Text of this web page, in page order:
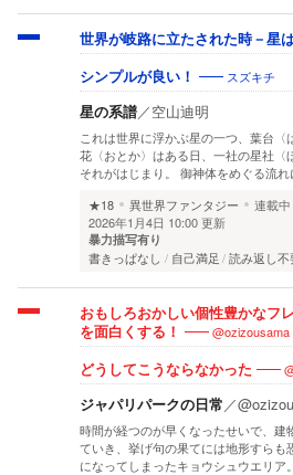
世界が岐路に立たされた時－星
シンプルが良い！ スズキチ
星の系譜／空山迪明
これは世界に浮かぶ星の一つ、葉台
花〈おとか〉はある日、一社の星社〈
それがはじまり。 御神体をめぐる流
★18
異世界ファンタジー 連載中
2026年1月4日 10:00 更新
暴力描写有り
書きっぱなし 自己満足 読み返し不
おもしろおかしい個性豊かなフ
を面白くする！
@ozizousama
どうしてこうならなかった
ジャパリパークの日常／
時間が経つのが早くなったせいで、建
ていき、挙げ句の果てには地形すらも
になってしまったキョウシュウエリ